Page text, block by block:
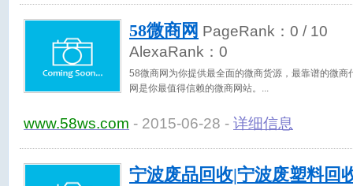
58微商网 PageRank： 0 / 10
AlexaRank： 0
58微商网为你提供最全面的微商货源，最靠谱的微
网是你最值得信赖的微商网站。
www.58ws.com - 2015-06-28 - 详细信息
宁波废品回收|宁波废塑料回